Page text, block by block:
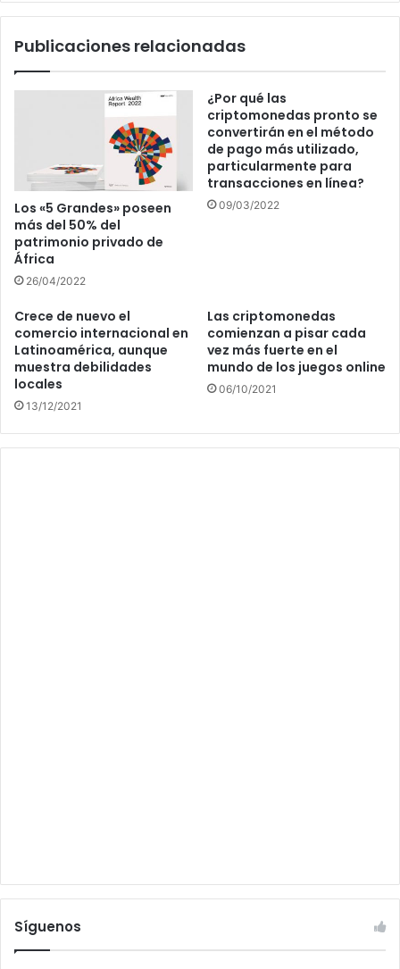
Publicaciones relacionadas
Los «5 Grandes» poseen
más del 50% del
patrimonio privado de
África
26/04/2022
¿Por qué las
criptomonedas pronto se
convertirán en el método
de pago más utilizado,
particularmente para
transacciones en línea?
09/03/2022
Crece de nuevo el
comercio internacional en
Latinoamérica, aunque
muestra debilidades
locales
13/12/2021
Las criptomonedas
comienzan a pisar cada
vez más fuerte en el
mundo de los juegos online
06/10/2021
Síguenos